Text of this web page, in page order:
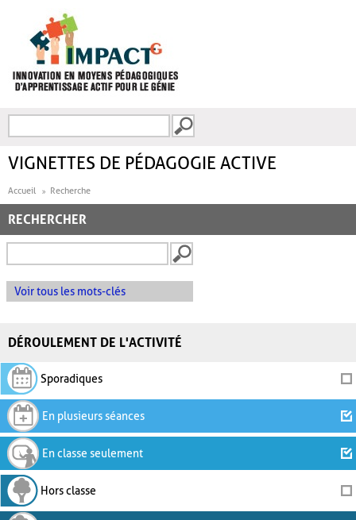
FORMULAIRE DE
VIGNETTES DE PÉDAGOGIE ACTIVE
Accueil Recherche
RECHERCHER
Voir tous les mots-clés
DÉROULEMENT DE L'ACTIVITÉ
Sporadiques
En plusieurs séances
En classe seulement
Hors classe